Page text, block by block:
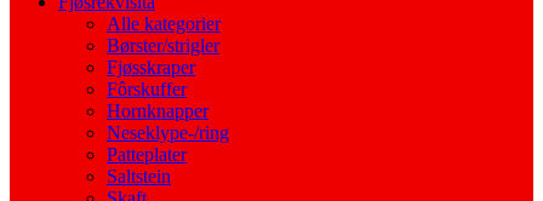
Alle kategorier
Børster/strigler
Fjøsskraper
Fôrskuffer
Hornknapper
Neseklype-/ring
Patteplater
Saltstein